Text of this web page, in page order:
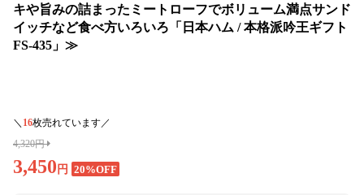
キや旨みの詰まったミートローフでボリューム満点サンド
イッチなど食べ方いろいろ「日本ハム / 本格派吟王ギフト
FS-435」≫
＼ 16枚売れています／
4,320円
3,450 円 20%OFF